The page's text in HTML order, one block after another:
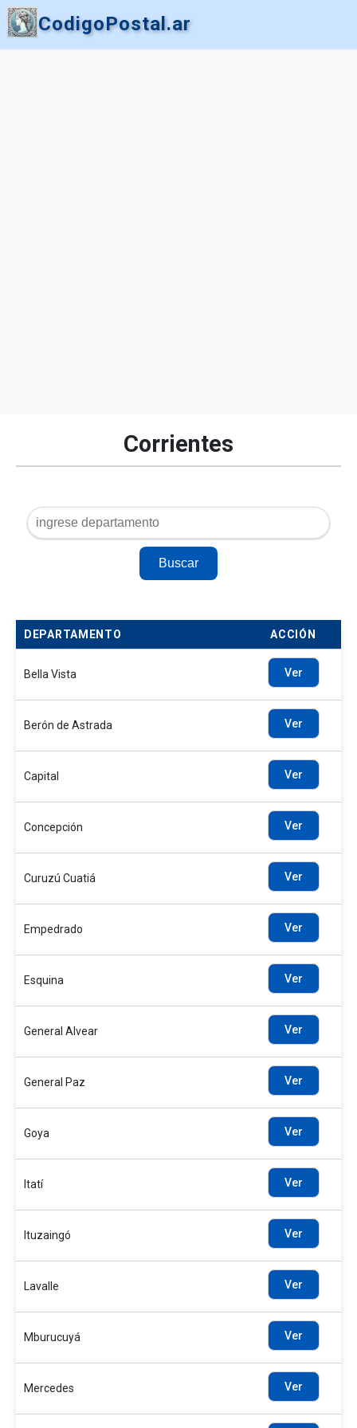
CodigoPostal.ar
Corrientes
Buscar
DEPARTAMENTO ACCIÓN
Bella Vista Ver
Berón de Astrada Ver
Capital Ver
Concepción Ver
Curuzú Cuatiá Ver
Empedrado Ver
Esquina Ver
General Alvear Ver
General Paz Ver
Goya Ver
Itatí Ver
Ituzaingó Ver
Lavalle Ver
Mburucuyá Ver
Mercedes Ver